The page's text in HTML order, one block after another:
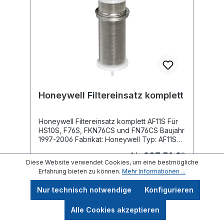
VST06-11/2B, Löttülle f. Anschlussgrösse R
11/2 - 42 mm VST06-2B, Löttülle f.
Anschlussgrösse R 2 - 44 mm
Honeywell Filtereinsatz komplett
Honeywell Filtereinsatz komplett AF11S Für
HS10S, F76S, FKN76CS und FN76CS Baujahr
1997-2006 Fabrikat: Honeywell Typ: AF11S
AF11S-1A, untere / obere Durchlassweite
105/135 my AF11S-1B, Filterfeinheit 20 micron
Filterfeinheit 200 micron AF11S-1E,
Filterfeinheit 300 micron AF11S-1F,
Filterfeinheit 500 micron Nennweite: 1 1/2",
passend für Anschlussgrösse 1 1/2" - 2"
Ab237,51 €*
Diese Website verwendet Cookies, um eine bestmögliche
Erfahrung bieten zu können. Mehr Informationen ...
Nur technisch notwendige Konfigurieren
Alle Cookies akzeptieren